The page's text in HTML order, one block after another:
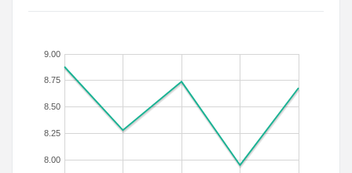
8.00
8.25
8.50
8.75
9.00